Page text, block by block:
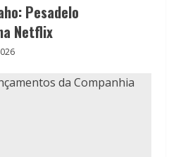
Pesadelo
Netflix